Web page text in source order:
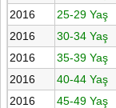
2016
25-29 Yaş
2016
30-34 Yaş
2016
35-39 Yaş
2016
40-44 Yaş
2016
45-49 Yaş